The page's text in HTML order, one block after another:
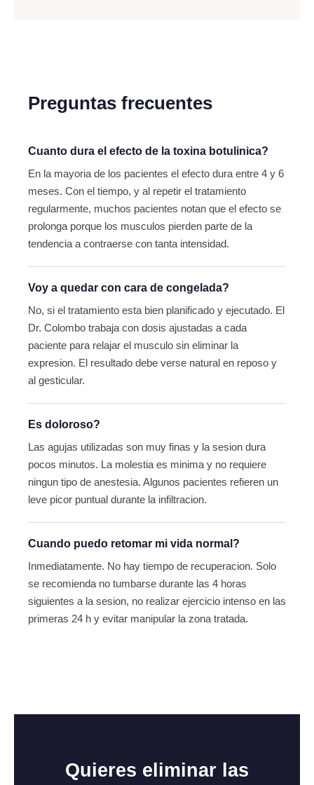
Preguntas frecuentes
Cuanto dura el efecto de la toxina botulinica?
En la mayoria de los pacientes el efecto dura entre 4 y 6
meses. Con el tiempo, y al repetir el tratamiento
regularmente, muchos pacientes notan que el efecto se
prolonga porque los musculos pierden parte de la
tendencia a contraerse con tanta intensidad.
Voy a quedar con cara de congelada?
No, si el tratamiento esta bien planificado y ejecutado. El
Dr. Colombo trabaja con dosis ajustadas a cada
paciente para relajar el musculo sin eliminar la
expresion. El resultado debe verse natural en reposo y
al gesticular.
Es doloroso?
Las agujas utilizadas son muy finas y la sesion dura
pocos minutos. La molestia es minima y no requiere
ningun tipo de anestesia. Algunos pacientes refieren un
leve picor puntual durante la infiltracion.
Cuando puedo retomar mi vida normal?
Inmediatamente. No hay tiempo de recuperacion. Solo
se recomienda no tumbarse durante las 4 horas
siguientes a la sesion, no realizar ejercicio intenso en las
primeras 24 h y evitar manipular la zona tratada.
Quieres eliminar las